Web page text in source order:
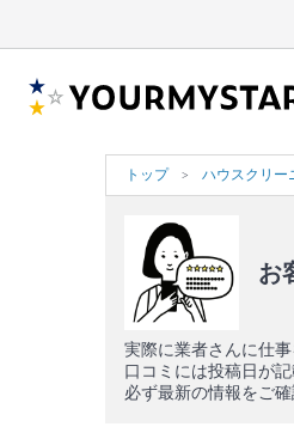
トップ ハウスクリー
お
実際に業者さんに仕
口コミには投稿日が
必ず最新の情報をご確